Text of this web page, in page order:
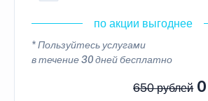
по акции выгоднее
* Пользуйтесь услугами
в течение 30 дней бесплатно
650 рублей0